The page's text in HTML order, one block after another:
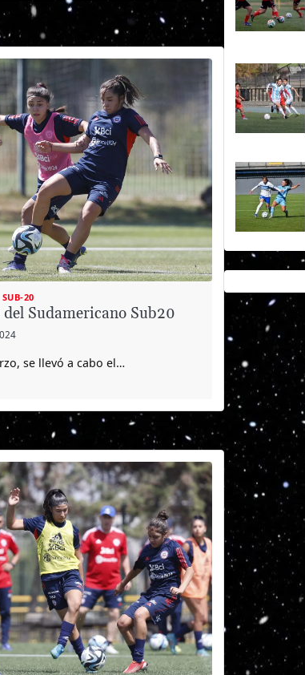
SUB-20
del Sudamericano Sub20
se llevó a cabo el…